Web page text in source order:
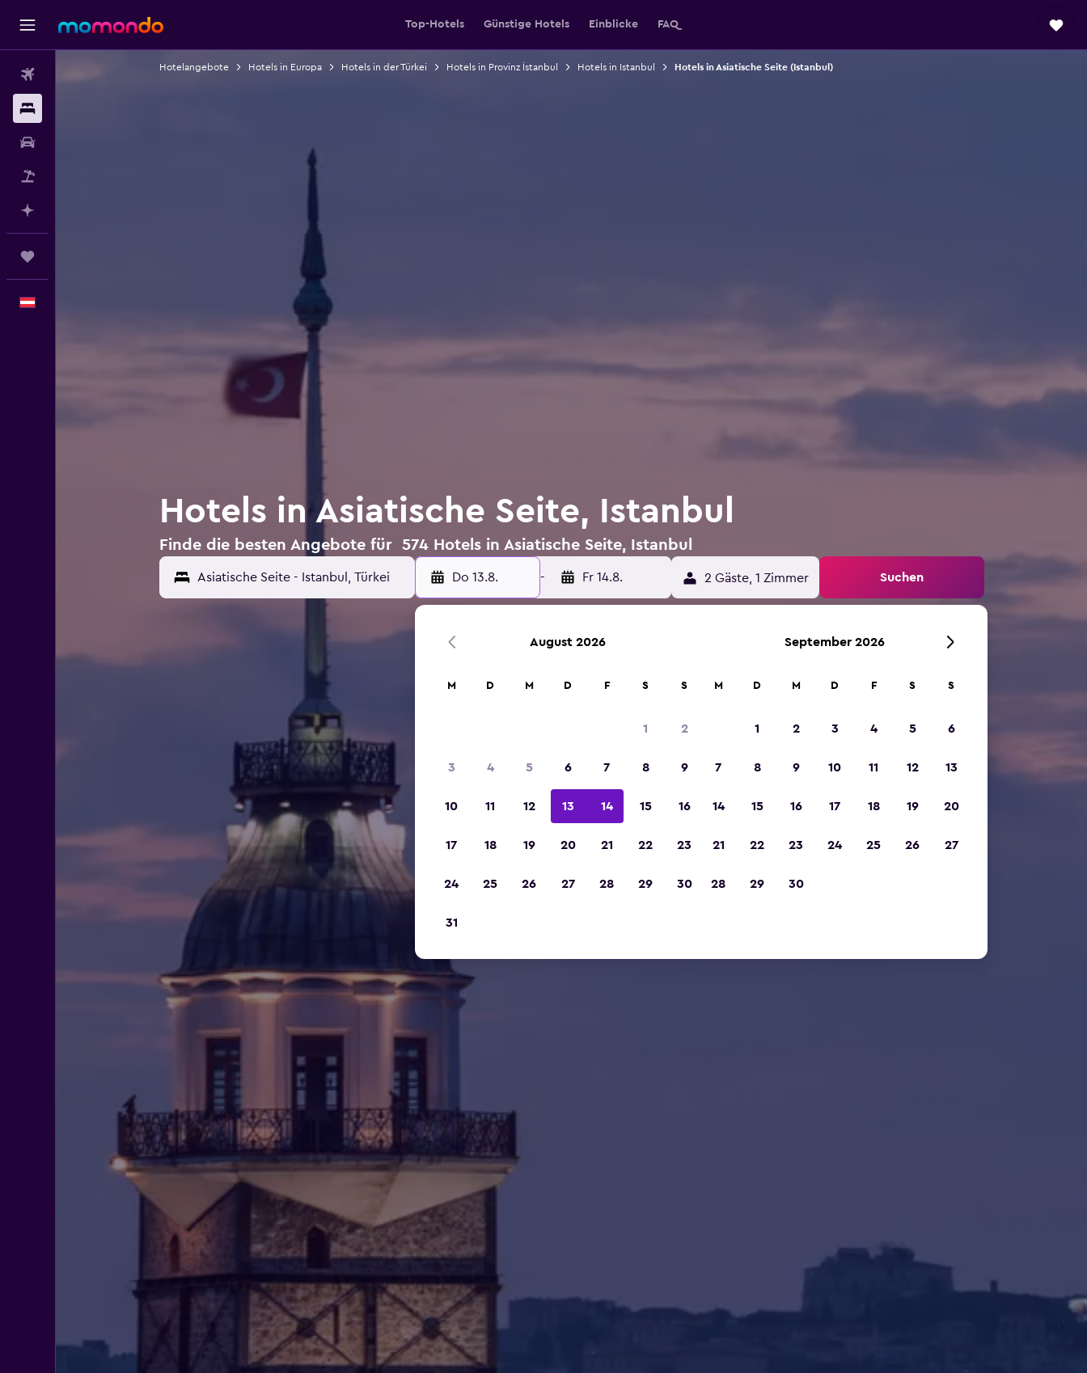
Top-Hotels Günstige Hotels Einblicke FAQ
Hotelangebote Hotels in Europa Hotels in der Türkei Hotels in Provinz İstanbul Hotels in Istanbul Hotels in Asiatische Seite (Istanbul)
Hotels in Asiatische Seite, Istanbul
Finde die besten Angebote für 574 Hotels in Asiatische Seite, Istanbul
Do 13.8. - Fr 14.8. 2 Gäste, 1 Zimmer Suchen
August 2026
M D M D F S S
1 2
3 4 5 6 7 8 9
10 11 12 13 14 15 16
17 18 19 20 21 22 23
24 25 26 27 28 29 30
31
September 2026
M D M D F S S
1 2 3 4 5 6
7 8 9 10 11 12 13
14 15 16 17 18 19 20
21 22 23 24 25 26 27
28 29 30